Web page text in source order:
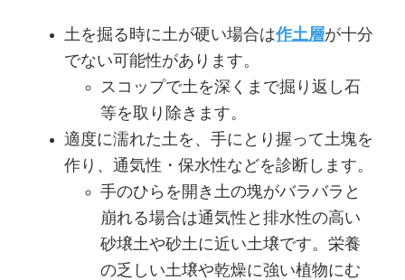
土を掘る時に土が硬い場合は作土層が十分
でない可能性があります。
スコップで土を深くまで掘り返し石
等を取り除きます。
適度に濡れた土を、手にとり握って土塊を
作り、通気性・保水性などを診断します。
手のひらを開き土の塊がバラバラと
崩れる場合は通気性と排水性の高い
砂壌土や砂土に近い土壌です。栄養
の乏しい土壌や乾燥に強い植物にむ